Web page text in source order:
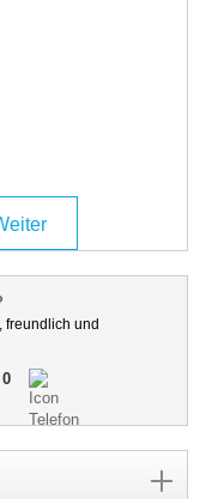
freundlich und